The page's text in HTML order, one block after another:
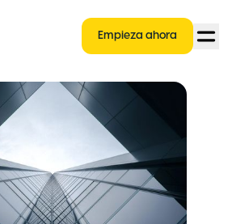
Empieza ahora